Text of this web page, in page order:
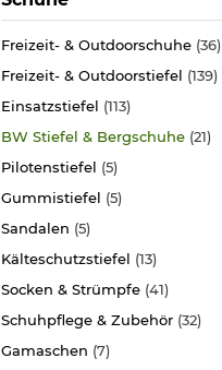
Freizeit- & Outdoorschuhe (36)
Freizeit- & Outdoorstiefel (139)
Einsatzstiefel (113)
BW Stiefel & Bergschuhe (21)
Pilotenstiefel (5)
Gummistiefel (5)
Sandalen (5)
Kälteschutzstiefel (13)
Socken & Strümpfe (41)
Schuhpflege & Zubehör (32)
Gamaschen (7)